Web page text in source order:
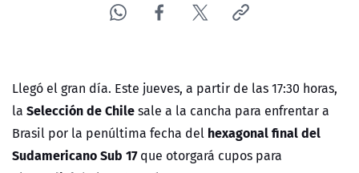
ÁREA DE PROYECTOS
Llegó el gran día. Este jueves, a partir de las 17:30 horas,
la Selección de Chilesale a la cancha para enfrentar a
Brasil por la penúltima fecha del hexagonal final del
Sudamericano Sub 17que otorgará cupos para